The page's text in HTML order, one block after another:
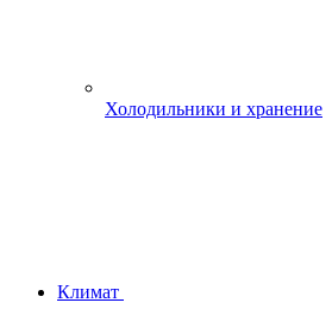
Холодильники и хранение
Климат